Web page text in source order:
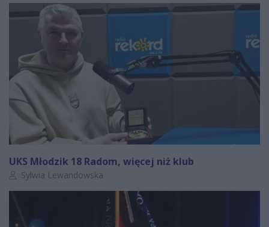
UKS Młodzik 18 Radom, więcej niż klub
Autor artykułu:
Sylwia Lewandowska